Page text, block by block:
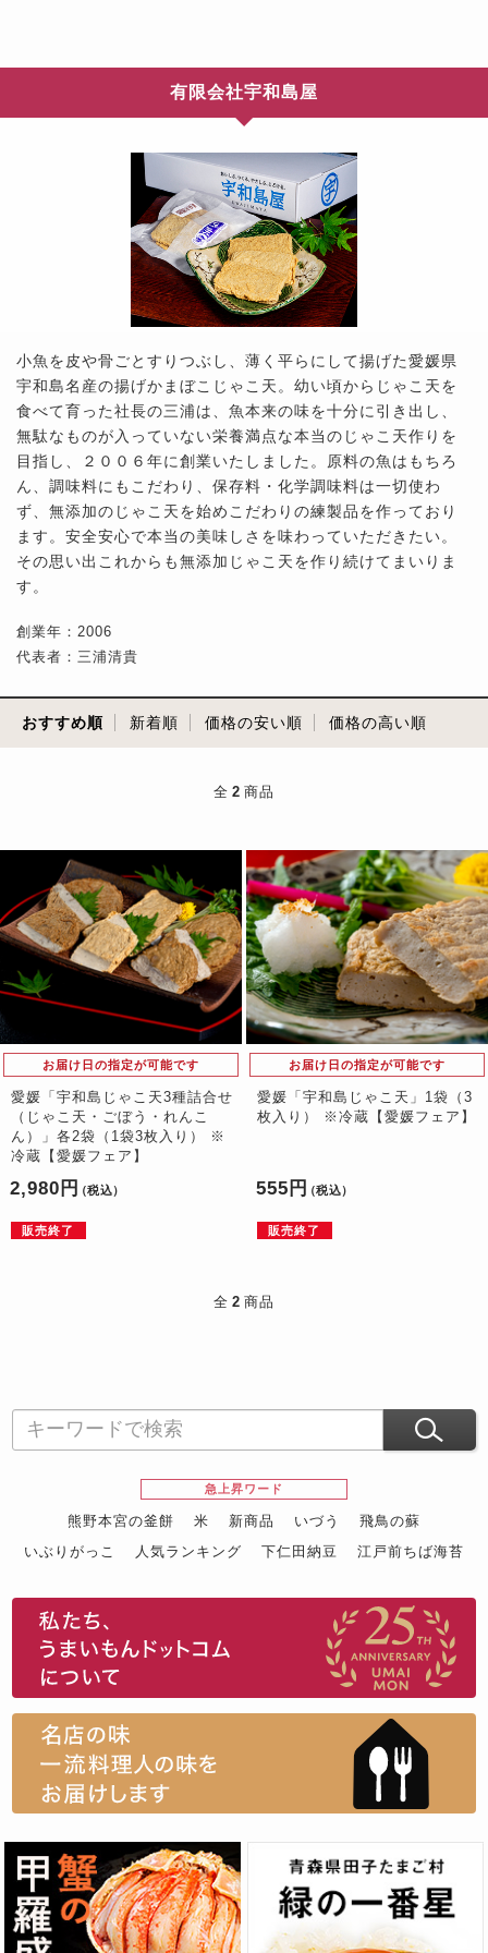
有限会社宇和島屋
小魚を皮や骨ごとすりつぶし、薄く平らにして揚げた愛媛県
宇和島名産の揚げかまぼこじゃこ天。幼い頃からじゃこ天を
食べて育った社長の三浦は、魚本来の味を十分に引き出し、
無駄なものが入っていない栄養満点な本当のじゃこ天作りを
目指し、２００６年に創業いたしました。原料の魚はもちろ
ん、調味料にもこだわり、保存料・化学調味料は一切使わ
ず、無添加のじゃこ天を始めこだわりの練製品を作っており
ます。安全安心で本当の美味しさを味わっていただきたい。
その思い出これからも無添加じゃこ天を作り続けてまいりま
す。
創業年：2006
代表者：三浦清貴
おすすめ順 新着順 価格の安い順 価格の高い順
全 2 商品
お届け日の指定が可能です
愛媛「宇和島じゃこ天3種詰合せ
（じゃこ天・ごぼう・れんこ
ん）」各2袋（1袋3枚入り） ※
冷蔵【愛媛フェア】
2,980円 （税込）
販売終了
お届け日の指定が可能です
愛媛「宇和島じゃこ天」1袋（3
枚入り） ※冷蔵【愛媛フェア】
555円 （税込）
販売終了
全 2 商品
急上昇ワード
熊野本宮の釜餅 米 新商品 いづう
飛鳥の蘇
いぶりがっこ
人気ランキング 下仁田納豆
江戸前ちば海苔